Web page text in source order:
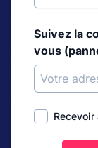
Suivez la
vous